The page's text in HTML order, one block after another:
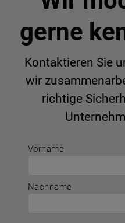
Vorname
Nachname
gerne
Kontaktieren Sie
wir
richtige